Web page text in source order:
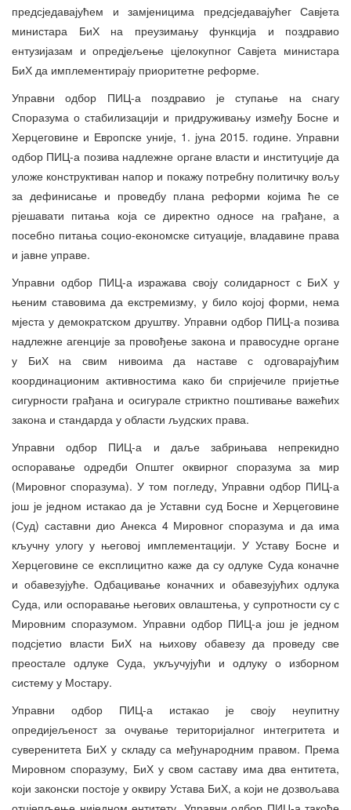
предсједавајућем и замјеницима предсједавајућег Савјета
министара БиХ на преузимању функција и поздравио
ентузијазам и опредјељење цјелокупног Савјета министара
БиХ да имплементирају приоритетне реформе.
Управни одбор ПИЦ-а поздравио је ступање на снагу
Споразума о стабилизацији и придруживању између Босне и
Херцеговине и Европске уније, 1. јуна 2015. године. Управни
одбор ПИЦ-а позива надлежне органе власти и институције да
уложе конструктиван напор и покажу потребну политичку вољу
за дефинисање и проведбу плана реформи којима ће се
рјешавати питања која се директно односе на грађане, а
посебно питања социо-економске ситуације, владавине права
и јавне управе.
Управни одбор ПИЦ-а изражава своју солидарност с БиХ у
њеним ставовима да екстремизму, у било којој форми, нема
мјеста у демократском друштву. Управни одбор ПИЦ-а позива
надлежне агенције за провођење закона и правосудне органе
у БиХ на свим нивоима да наставе с одговарајућим
координационим активностима како би спријечиле пријетње
сигурности грађана и осигурале стриктно поштивање важећих
закона и стандарда у области људских права.
Управни одбор ПИЦ-а и даље забрињава непрекидно
оспоравање одредби Општег оквирног споразума за мир
(Мировног споразума). У том погледу, Управни одбор ПИЦ-а
још је једном истакао да је Уставни суд Босне и Херцеговине
(Суд) саставни дио Анекса 4 Мировног споразума и да има
кључну улогу у његовој имплементацији. У Уставу Босне и
Херцеговине се експлицитно каже да су одлуке Суда коначне
и обавезујуће. Одбацивање коначних и обавезујућих одлука
Суда, или оспоравање његових овлаштења, у супротности су с
Мировним споразумом. Управни одбор ПИЦ-а још је једном
подсјетио власти БиХ на њихову обавезу да проведу све
преостале одлуке Суда, укључујући и одлуку о изборном
систему у Мостару.
Управни одбор ПИЦ-а истакао је своју неупитну
опредијељеност за очување територијалног интегритета и
суверенитета БиХ у складу са међународним правом. Према
Мировном споразуму, БиХ у свом саставу има два ентитета,
који законски постоје у оквиру Устава БиХ, а који не дозвољава